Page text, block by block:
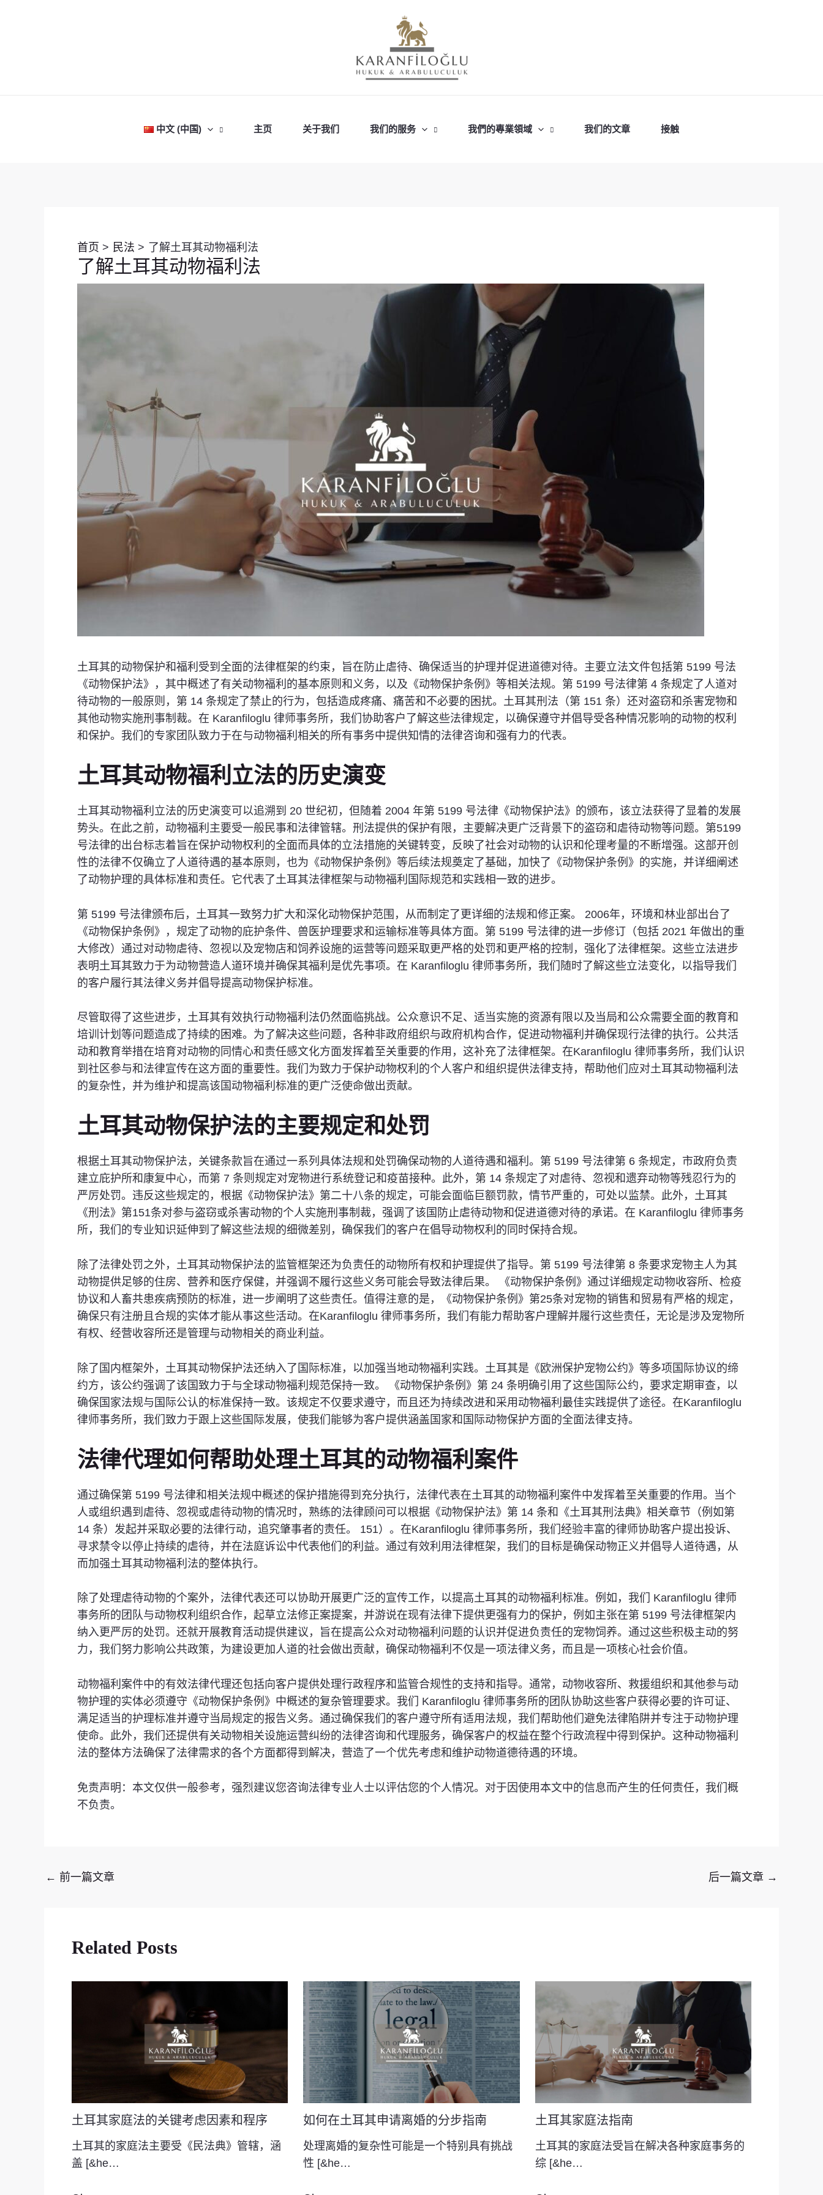
中文 (中国) 主页 关于我们 我们的服务 我們的專業領域 我们的文章 接触
首页 民法 了解土耳其动物福利法
了解土耳其动物福利法
土耳其的动物保护和福利受到全面的法律框架的约束，旨在防止虐待、确保适当的护理并促进道德对待。主要立法文件包括第 5199 号法
《动物保护法》，其中概述了有关动物福利的基本原则和义务，以及《动物保护条例》等相关法规。第 5199 号法律第 4 条规定了人道对
待动物的一般原则，第 14 条规定了禁止的行为，包括造成疼痛、痛苦和不必要的困扰。土耳其刑法（第 151 条）还对盗窃和杀害宠物和
其他动物实施刑事制裁。在 Karanfiloglu 律师事务所，我们协助客户了解这些法律规定，以确保遵守并倡导受各种情况影响的动物的权利
和保护。我们的专家团队致力于在与动物福利相关的所有事务中提供知情的法律咨询和强有力的代表。
土耳其动物福利立法的历史演变
土耳其动物福利立法的历史演变可以追溯到 20 世纪初，但随着 2004 年第 5199 号法律《动物保护法》的颁布，该立法获得了显着的发展
势头。在此之前，动物福利主要受一般民事和法律管辖。刑法提供的保护有限，主要解决更广泛背景下的盗窃和虐待动物等问题。第5199
号法律的出台标志着旨在保护动物权利的全面而具体的立法措施的关键转变，反映了社会对动物的认识和伦理考量的不断增强。这部开创
性的法律不仅确立了人道待遇的基本原则，也为《动物保护条例》等后续法规奠定了基础，加快了《动物保护条例》的实施，并详细阐述
了动物护理的具体标准和责任。它代表了土耳其法律框架与动物福利国际规范和实践相一致的进步。
第 5199 号法律颁布后，土耳其一致努力扩大和深化动物保护范围，从而制定了更详细的法规和修正案。 2006年，环境和林业部出台了
《动物保护条例》，规定了动物的庇护条件、兽医护理要求和运输标准等具体方面。第 5199 号法律的进一步修订（包括 2021 年做出的重
大修改）通过对动物虐待、忽视以及宠物店和饲养设施的运营等问题采取更严格的处罚和更严格的控制，强化了法律框架。这些立法进步
表明土耳其致力于为动物营造人道环境并确保其福利是优先事项。在 Karanfiloglu 律师事务所，我们随时了解这些立法变化，以指导我们
的客户履行其法律义务并倡导提高动物保护标准。
尽管取得了这些进步，土耳其有效执行动物福利法仍然面临挑战。公众意识不足、适当实施的资源有限以及当局和公众需要全面的教育和
培训计划等问题造成了持续的困难。为了解决这些问题，各种非政府组织与政府机构合作，促进动物福利并确保现行法律的执行。公共活
动和教育举措在培育对动物的同情心和责任感文化方面发挥着至关重要的作用，这补充了法律框架。在Karanfiloglu 律师事务所，我们认识
到社区参与和法律宣传在这方面的重要性。我们为致力于保护动物权利的个人客户和组织提供法律支持，帮助他们应对土耳其动物福利法
的复杂性，并为维护和提高该国动物福利标准的更广泛使命做出贡献。
土耳其动物保护法的主要规定和处罚
根据土耳其动物保护法，关键条款旨在通过一系列具体法规和处罚确保动物的人道待遇和福利。第 5199 号法律第 6 条规定，市政府负责
建立庇护所和康复中心，而第 7 条则规定对宠物进行系统登记和疫苗接种。此外，第 14 条规定了对虐待、忽视和遗弃动物等残忍行为的
严厉处罚。违反这些规定的，根据《动物保护法》第二十八条的规定，可能会面临巨额罚款，情节严重的，可处以监禁。此外，土耳其
《刑法》第151条对参与盗窃或杀害动物的个人实施刑事制裁，强调了该国防止虐待动物和促进道德对待的承诺。在 Karanfiloglu 律师事务
所，我们的专业知识延伸到了解这些法规的细微差别，确保我们的客户在倡导动物权利的同时保持合规。
除了法律处罚之外，土耳其动物保护法的监管框架还为负责任的动物所有权和护理提供了指导。第 5199 号法律第 8 条要求宠物主人为其
动物提供足够的住房、营养和医疗保健，并强调不履行这些义务可能会导致法律后果。 《动物保护条例》通过详细规定动物收容所、检疫
协议和人畜共患疾病预防的标准，进一步阐明了这些责任。值得注意的是，《动物保护条例》第25条对宠物的销售和贸易有严格的规定，
确保只有注册且合规的实体才能从事这些活动。在Karanfiloglu 律师事务所，我们有能力帮助客户理解并履行这些责任，无论是涉及宠物所
有权、经营收容所还是管理与动物相关的商业利益。
除了国内框架外，土耳其动物保护法还纳入了国际标准，以加强当地动物福利实践。土耳其是《欧洲保护宠物公约》等多项国际协议的缔
约方，该公约强调了该国致力于与全球动物福利规范保持一致。 《动物保护条例》第 24 条明确引用了这些国际公约，要求定期审查，以
确保国家法规与国际公认的标准保持一致。该规定不仅要求遵守，而且还为持续改进和采用动物福利最佳实践提供了途径。在Karanfiloglu
律师事务所，我们致力于跟上这些国际发展，使我们能够为客户提供涵盖国家和国际动物保护方面的全面法律支持。
法律代理如何帮助处理土耳其的动物福利案件
通过确保第 5199 号法律和相关法规中概述的保护措施得到充分执行，法律代表在土耳其的动物福利案件中发挥着至关重要的作用。当个
人或组织遇到虐待、忽视或虐待动物的情况时，熟练的法律顾问可以根据《动物保护法》第 14 条和《土耳其刑法典》相关章节（例如第
14 条）发起并采取必要的法律行动，追究肇事者的责任。 151）。在Karanfiloglu 律师事务所，我们经验丰富的律师协助客户提出投诉、
寻求禁令以停止持续的虐待，并在法庭诉讼中代表他们的利益。通过有效利用法律框架，我们的目标是确保动物正义并倡导人道待遇，从
而加强土耳其动物福利法的整体执行。
除了处理虐待动物的个案外，法律代表还可以协助开展更广泛的宣传工作，以提高土耳其的动物福利标准。例如，我们 Karanfiloglu 律师
事务所的团队与动物权利组织合作，起草立法修正案提案，并游说在现有法律下提供更强有力的保护，例如主张在第 5199 号法律框架内
纳入更严厉的处罚。还就开展教育活动提供建议，旨在提高公众对动物福利问题的认识并促进负责任的宠物饲养。通过这些积极主动的努
力，我们努力影响公共政策，为建设更加人道的社会做出贡献，确保动物福利不仅是一项法律义务，而且是一项核心社会价值。
动物福利案件中的有效法律代理还包括向客户提供处理行政程序和监管合规性的支持和指导。通常，动物收容所、救援组织和其他参与动
物护理的实体必须遵守《动物保护条例》中概述的复杂管理要求。我们 Karanfiloglu 律师事务所的团队协助这些客户获得必要的许可证、
满足适当的护理标准并遵守当局规定的报告义务。通过确保我们的客户遵守所有适用法规，我们帮助他们避免法律陷阱并专注于动物护理
使命。此外，我们还提供有关动物相关设施运营纠纷的法律咨询和代理服务，确保客户的权益在整个行政流程中得到保护。这种动物福利
法的整体方法确保了法律需求的各个方面都得到解决，营造了一个优先考虑和维护动物道德待遇的环境。
免责声明：本文仅供一般参考，强烈建议您咨询法律专业人士以评估您的个人情况。对于因使用本文中的信息而产生的任何责任，我们概
不负责。
← 前一篇文章 后一篇文章 →
Related Posts
土耳其家庭法的关键考虑因素和程序
土耳其的家庭法主要受《民法典》管辖，涵
盖 [&he…
如何在土耳其申请离婚的分步指南
处理离婚的复杂性可能是一个特别具有挑战
性 [&he…
土耳其家庭法指南
土耳其的家庭法受旨在解决各种家庭事务的
综 [&he…